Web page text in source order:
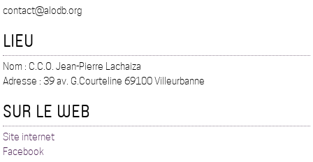
contact@alodb.org
LIEU
Nom : C.C.O. Jean-Pierre Lachaiza
Adresse : 39 av. G.Courteline 69100 Villeurbanne
SUR LE WEB
Site internet
Facebook